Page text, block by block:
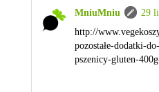
MniuMniu
29
http://
pozostałe-dodatki-
pszenicy-gluten-